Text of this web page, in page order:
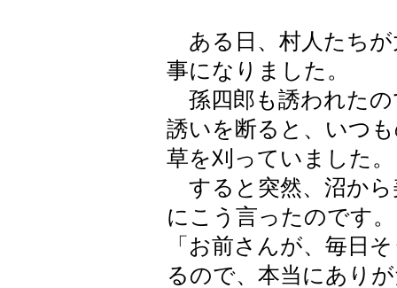
ある日、村人たちが
事になりました。
孫四郎も誘われたの
誘いを断ると、いつ
草を刈っていました。
すると突然、沼から
にこう言ったのです。
「お前さんが、毎日
るので、本当にあり